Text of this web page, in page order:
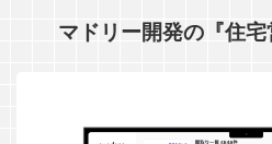
マドリー開発の『住宅